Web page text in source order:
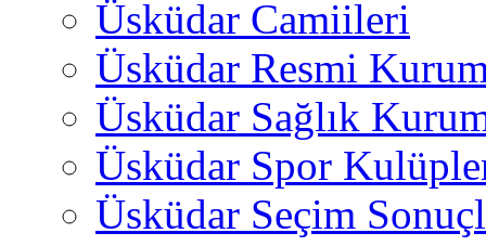
Üsküdar Camiileri
Üsküdar Resmi
Üsküdar Sağlık
Üsküdar Spor
Üsküdar Seçim